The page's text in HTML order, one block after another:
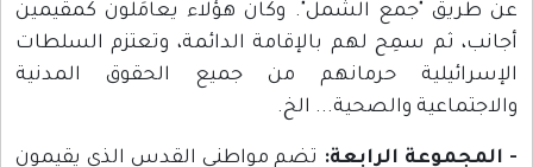
عن طريق "جمع الشمل". وكان هؤلاء يعامَلون كمقيمين
أجانب، ثم سمِح لهم بالإقامة الدائمة، وتعتزم السلطات
الإسرائيلية حرمانهم من جميع الحقوق المدنية
والاجتماعية والصحية... الخ.
- المجموعة الرابعة: تضم مواطني القدس الذي يقيمون